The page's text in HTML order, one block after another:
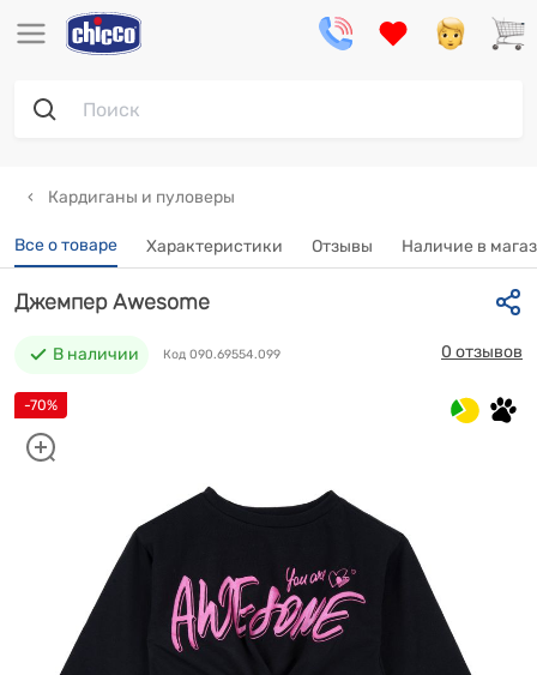
Кардиганы и пуловеры
Все о товаре Характеристики Отзывы Наличие в
-70%
Джемпер Awesome
В наличии Код 090.69554.099 0 отзывов